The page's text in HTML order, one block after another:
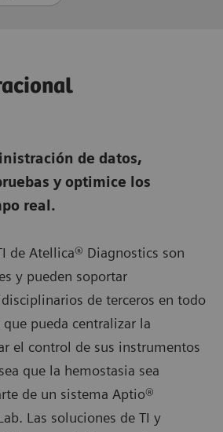
de datos,
y optimice los
real.
de Atellica® Diagnostics son
y pueden soportar
de terceros en todo
pueda centralizar la
el control de sus instrumentos
que la hemostasia sea
de un sistema Aptio®
Las soluciones de TI y